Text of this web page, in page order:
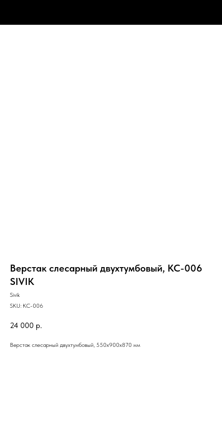
Верстак слесарный двухтумбовый, КС-006
SIVIK
Sivik
SKU: КС-006
24 000 р.
Верстак слесарный двухтумбовый, 550х900х870 мм